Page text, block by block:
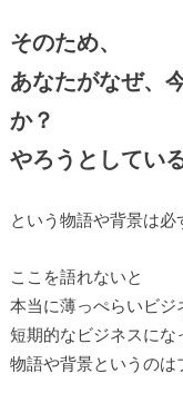
そのため、
あなたがなぜ、
か？
やろうとしてい
という物語や背景は必
ここを語れないと
本当に薄っぺらいビジ
短期的なビジネスにな
物語や背景というのは